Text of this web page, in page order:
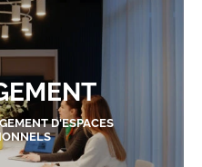
D'ESPACES